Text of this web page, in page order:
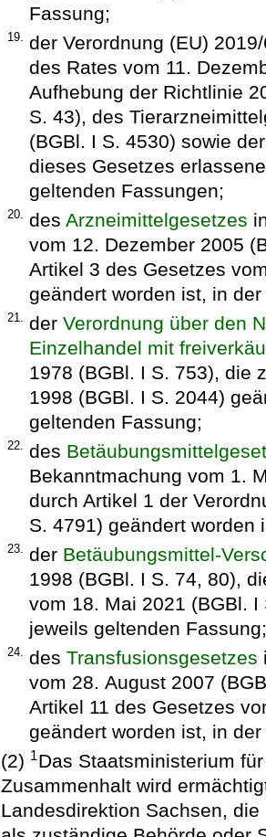
Fassung;
19.
der Verordnung (EU)
des Rates vom 11.
Aufhebung der Richtlinie
S. 43), des
(BGBl. I S. 4530) sowie
dieses Gesetzes
geltenden Fassungen;
20. des Arzneimittelgesetzes
vom 12. Dezember 2005
Artikel 3 des Gesetzes
geändert worden ist, in
21. der Verordnung über den
Einzelhandel mit
1978 (BGBl. I S. 753), die
1998 (BGBl. I S. 2044)
geltenden Fassung;
22. des
Bekanntmachung vom 1.
durch Artikel 1 der
S. 4791) geändert worden
23. der Betäubungsmittel-
1998 (BGBl. I S. 74, 80),
vom 18. Mai 2021 (BGBl.
jeweils geltenden Fassung;
24. des Transfusionsgesetzes
vom 28. August 2007
Artikel 11 des Gesetzes
geändert worden ist, in
(2) 1Das Staatsministerium
Zusammenhalt wird
Landesdirektion Sachsen,